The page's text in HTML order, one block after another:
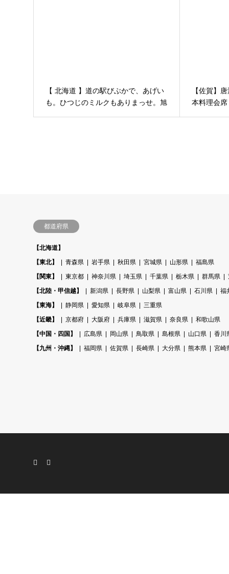
【 北海道 】道の駅びぶかで、あげい
も。ひつじのミルクもありまっせ。旭
【佐賀】
本料理会
都道府県
【北海道】
【東北】
青森県 岩手県 秋田県 宮城県 山形県
福島県
【関東】
東京都 神奈川県 埼玉県 千葉県 栃木県 群馬県
【北陸・甲信越】
新潟県 長野県 山梨県 富山県 石川県
福
【東海】
静岡県 愛知県 岐阜県
三重県
【近畿】
京都府 大阪府 兵庫県 滋賀県 奈良県
和歌山県
【中国・四国】
広島県 岡山県 鳥取県 島根県 山口県
香川
【九州・沖縄】
福岡県 佐賀県 長崎県 大分県 熊本県 宮崎